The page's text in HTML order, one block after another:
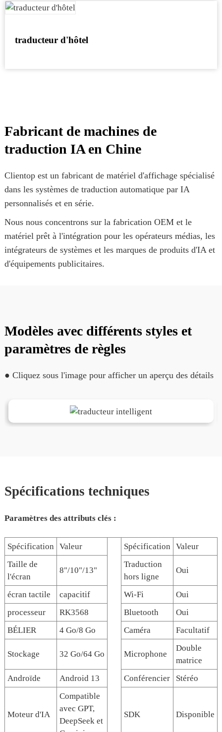
traducteur d'hôtel
Fabricant de machines de
traduction IA en Chine
Clientop est un fabricant de matériel d'affichage spécialisé
dans les systèmes de traduction automatique par IA
personnalisés et en série.
Nous nous concentrons sur la fabrication OEM et le
matériel prêt à l'intégration pour les opérateurs médias, les
intégrateurs de systèmes et les marques de produits d'IA et
d'équipements publicitaires.
Modèles avec différents styles et
paramètres de règles
● Cliquez sous l'image pour afficher un aperçu des détails
Spécifications techniques
Paramètres des attributs clés :
Spécification Valeur Spécification
Valeur
Taille de
l'écran
8"/10"/13"
Traduction
hors ligne
Oui
écran tactile capacitif Wi-Fi
Oui
processeur
RK3568 Bluetooth
Oui
BÉLIER
4 Go/8 Go Caméra Facultatif
Stockage 32 Go/64 Go Microphone
Double
matrice
Androïde
Android 13 Conférencier Stéréo
Moteur d'IA
Compatible
avec GPT,
DeepSeek et
SDK Disponible